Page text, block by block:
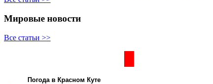
Мировые новости
Все статьи >>
Погода в Красном Куте